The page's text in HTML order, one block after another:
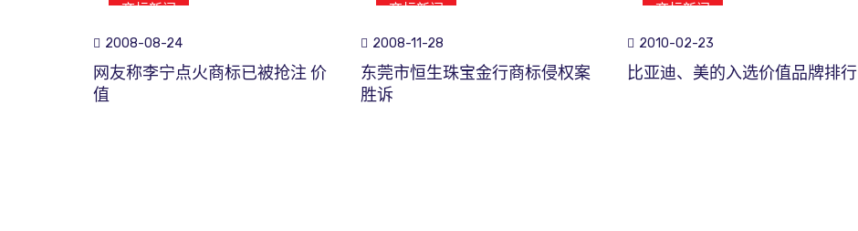
商标新闻
2008-08-24
网友称李宁点火商标已被抢注 价
值
商标新闻
2008-11-28
东莞市恒生珠宝金行商标侵权案
胜诉
商标新闻
2010-02-23
比亚迪、美的入选价值品牌排行